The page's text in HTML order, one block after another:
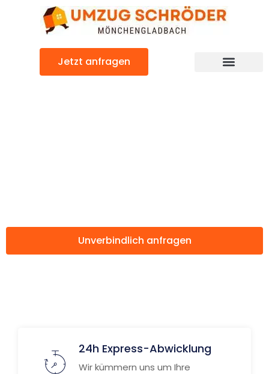
Jetzt anfragen
Unverbindlich anfragen
24h Express-Abwicklung
Wir kümmern uns um Ihre